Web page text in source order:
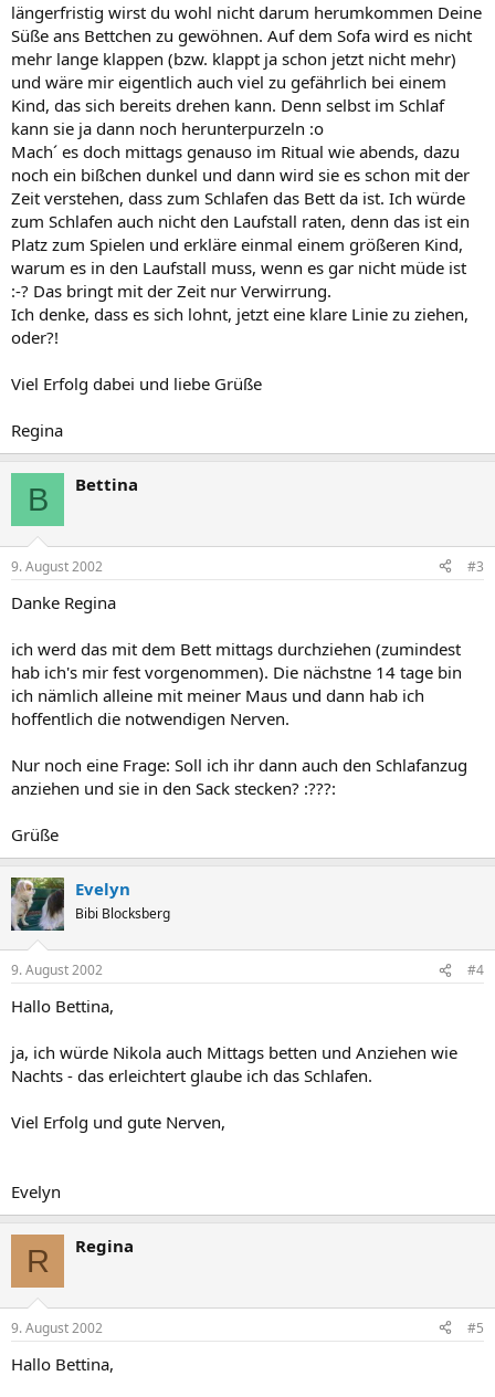
längerfristig wirst du wohl nicht darum herumkommen Deine
Süße ans Bettchen zu gewöhnen. Auf dem Sofa wird es nicht
mehr lange klappen (bzw. klappt ja schon jetzt nicht mehr)
und wäre mir eigentlich auch viel zu gefährlich bei einem
Kind, das sich bereits drehen kann. Denn selbst im Schlaf
kann sie ja dann noch herunterpurzeln :o
Mach´ es doch mittags genauso im Ritual wie abends, dazu
noch ein bißchen dunkel und dann wird sie es schon mit der
Zeit verstehen, dass zum Schlafen das Bett da ist. Ich würde
zum Schlafen auch nicht den Laufstall raten, denn das ist ein
Platz zum Spielen und erkläre einmal einem größeren Kind,
warum es in den Laufstall muss, wenn es gar nicht müde ist
:-? Das bringt mit der Zeit nur Verwirrung.
Ich denke, dass es sich lohnt, jetzt eine klare Linie zu ziehen,
oder?!
Viel Erfolg dabei und liebe Grüße
Regina
B Bettina
9. August 2002 #3
Danke Regina
ich werd das mit dem Bett mittags durchziehen (zumindest
hab ich's mir fest vorgenommen). Die nächstne 14 tage bin
ich nämlich alleine mit meiner Maus und dann hab ich
hoffentlich die notwendigen Nerven.
Nur noch eine Frage: Soll ich ihr dann auch den Schlafanzug
anziehen und sie in den Sack stecken? :???:
Grüße
Evelyn
Bibi Blocksberg
9. August 2002 #4
Hallo Bettina,
ja, ich würde Nikola auch Mittags betten und Anziehen wie
Nachts - das erleichtert glaube ich das Schlafen.
Viel Erfolg und gute Nerven,
Evelyn
R Regina
9. August 2002 #5
Hallo Bettina,